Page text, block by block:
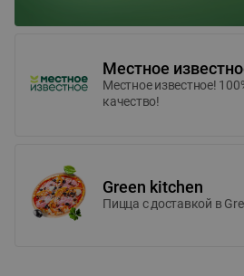
Местное
Местное известное!
качество!
Green kitchen
Пицца c доставкой в